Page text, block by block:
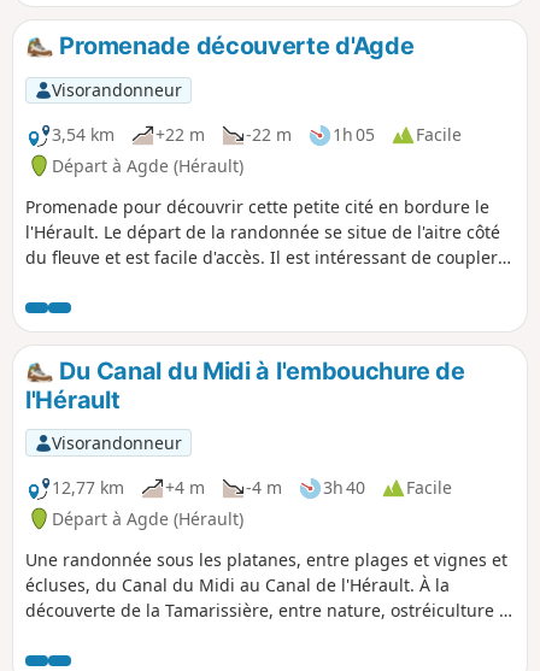
Promenade découverte d'Agde
Visorandonneur
3,54 km
+22 m -22 m 1h 05
Facile
Départ à Agde (Hérault)
Promenade pour découvrir cette petite cité en bordure le
l'Hérault. Le départ de la randonnée se situe de l'aitre côté
du fleuve et est facile d'accès. Il est intéressant de coupler
de là : La plage, l'Hérault et les marais à la Tamarissière.
Du Canal du Midi à l'embouchure de
l'Hérault
Visorandonneur
12,77 km
+4 m -4 m 3h 40
Facile
Départ à Agde (Hérault)
Une randonnée sous les platanes, entre plages et vignes et
écluses, du Canal du Midi au Canal de l'Hérault. À la
découverte de la Tamarissière, entre nature, ostréiculture et
et son histoire.